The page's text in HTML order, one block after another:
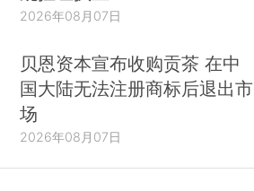
2026年08月07日
贝恩资本宣布收购贡茶 在中
国大陆无法注册商标后退出市
场
2026年08月07日